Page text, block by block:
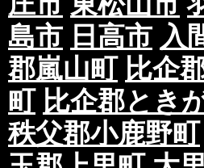
島市 日高市 入
郡嵐山町 比企
町 比企郡とき
秩父郡小鹿野町